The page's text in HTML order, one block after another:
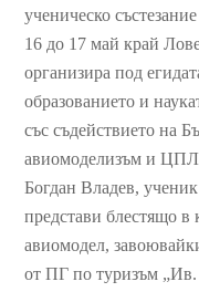
ученическо
16 до 17 май край
организира под
образованието и
със съдействието на
авиомоделизъм и
Богдан Владев,
представи блестящо в
авиомодел,
от ПГ по туризъм